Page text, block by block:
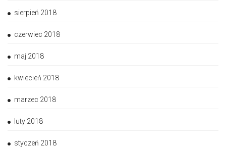
sierpień 2018
czerwiec 2018
maj 2018
kwiecień 2018
marzec 2018
luty 2018
styczeń 2018